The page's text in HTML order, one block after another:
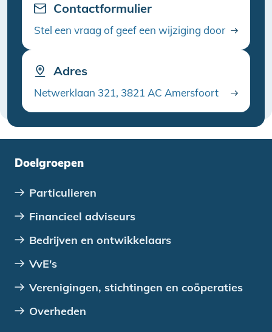
Contactformulier
Stel een vraag of geef een wijziging door
Adres
Netwerklaan 321, 3821 AC Amersfoort
Doelgroepen
Particulieren
Financieel adviseurs
Bedrijven en ontwikkelaars
VvE's
Verenigingen, stichtingen en coöperaties
Overheden